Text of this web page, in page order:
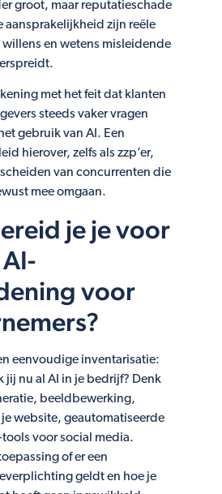
groot, maar reputatieschade
aansprakelijkheid zijn reële
willens en wetens misleidende
met het feit dat klanten
steeds vaker vragen
gebruik van AI. Een
hierover, zelfs als zzp’er,
van concurrenten die
mee omgaan.
je je voor
voor
eenvoudige inventarisatie:
jij nu al AI in je bedrijf? Denk
beeldbewerking,
website, geautomatiseerde
tools voor social media.
of er een
geldt en hoe je